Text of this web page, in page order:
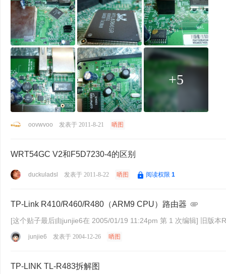
+5
oovwvoo 发表于 2011-8-21 晒图
WRT54GC V2和F5D7230-4的区别
duckuladsl 发表于 2011-8-22 晒图 阅读权限 1
TP-Link R410/R460/R480（ARM9 CPU）路由器
[这个贴子最
junjie6 发表于 2004-12-26 晒图
TP-LINK TL-R483拆解图